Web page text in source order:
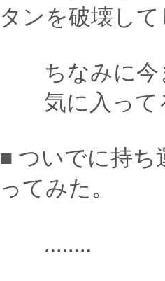
タンを破壊し
ちなみに今
気に入って
■ ついでに持ち
ってみた。
‥‥‥‥